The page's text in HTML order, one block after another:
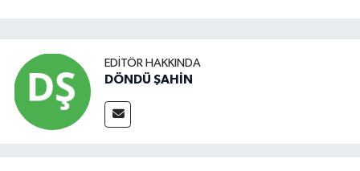
EDITÖR HAKKINDA
DÖNDÜ ŞAHİN